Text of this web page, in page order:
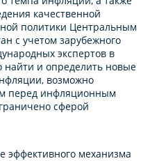
качественной
политики Центральным
с учетом зарубежного
экспертов в
найти и определить новые
возможно
перед инфляционным
сферой
эффективного механизма